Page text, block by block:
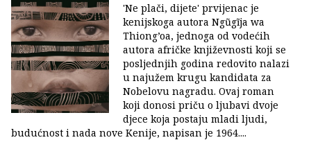
'Ne plači, dijete' prvijenac je
kenijskoga autora Ngũgĩja wa
Thiong’oa, jednoga od vodećih
autora afričke književnosti koji se
posljednjih godina redovito nalazi
u najužem krugu kandidata za
Nobelovu nagradu. Ovaj roman
koji donosi priču o ljubavi dvoje
djece koja postaju mladi ljudi,
budućnost i nada nove Kenije, napisan je 1964....